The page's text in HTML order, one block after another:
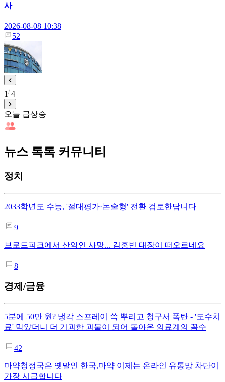
사
2026-08-08 10:38
52
1 4
오늘 급상승
뉴스 톡톡 커뮤니티
정치
2033학년도 수능, '절대평가·논술형' 전환 검토한답니다
9
브로드피크에서 산악인 사망... 김홍빈 대장이 떠오르네요
8
경제/금융
5분에 50만 원? 냉각 스프레이 쓱 뿌리고 청구서 폭탄 - '도수치
료' 막았더니 더 기괴한 괴물이 되어 돌아온 의료계의 꼼수
42
마약청정국은 옛말인 한국,마약 이제는 온라인 유통망 차단이
가장 시급합니다